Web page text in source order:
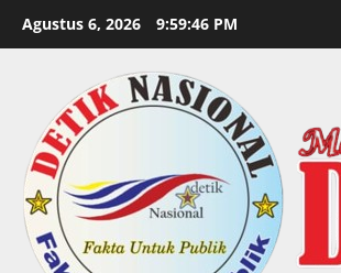
Agustus 6, 2026 9:59:47 PM